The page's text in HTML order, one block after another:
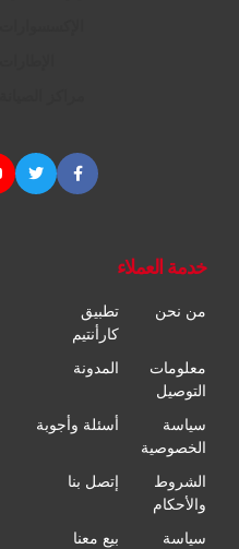
خدمة العملاء
من نحن
تطبيق
كارأنتيم
معلومات
التوصيل
المدونة
سياسة
الخصوصية
أسئلة وأجوبة
الشروط
والأحكام
إتصل بنا
سياسة بيع معنا